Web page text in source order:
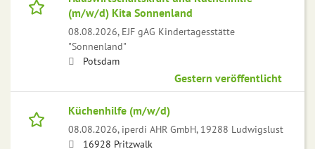
(m/w/d) Kita Sonnenland
08.08.2026, EJF gAG Kindertagesstätte
"Sonnenland"
Potsdam
Gestern veröffentlicht
Küchenhilfe (m/w/d)
08.08.2026, iperdi AHR GmbH, 19288 Ludwigslust
16928 Pritzwalk